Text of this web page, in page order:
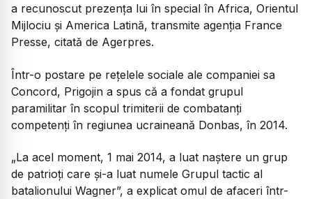
a recunoscut prezenţa lui în special în Africa, Orientul
Mijlociu şi America Latină, transmite agenţia France
Presse, citată de Agerpres.
Într-o postare pe reţelele sociale ale companiei sa
Concord, Prigojin a spus că a fondat grupul
paramilitar în scopul trimiterii de combatanţi
competenţi în regiunea ucraineană Donbas, în 2014.
„La acel moment, 1 mai 2014, a luat naştere un grup
de patrioţi care şi-a luat numele Grupul tactic al
batalionului Wagner”, a explicat omul de afaceri într-